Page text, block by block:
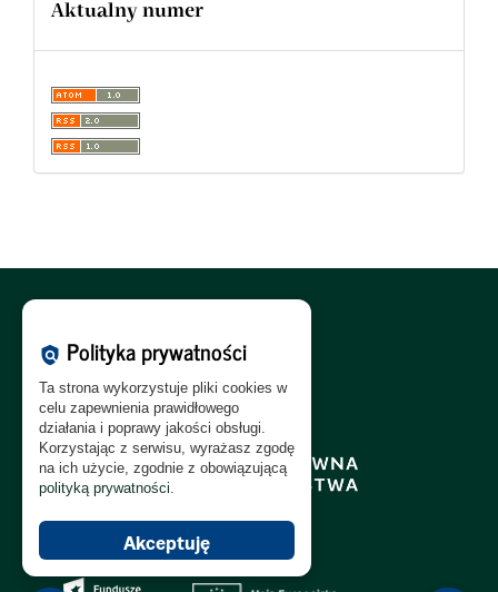
Aktualny numer
Polityka Prywatności:PL
Polityka RODO:PL|EN
policy Polityka prywatności
Ta strona wykorzystuje pliki cookies w
celu zapewnienia prawidłowego
działania i poprawy jakości obsługi.
Korzystając z serwisu, wyrażasz zgodę
na ich użycie, zgodnie z obowiązującą
polityką prywatności
Akceptuję